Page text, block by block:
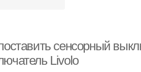
сенсорный
Livolo